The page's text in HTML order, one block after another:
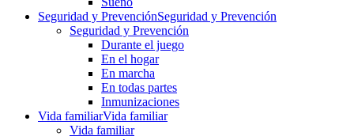
Seguridad y PrevenciónSeguridad y Prevención
Seguridad y Prevención
Durante el juego
En el hogar
En marcha
En todas partes
Inmunizaciones
Vida familiarVida familiar
Vida familiar